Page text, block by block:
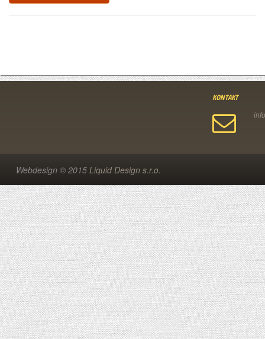
KONTAKT
Webdesign © 2015 Liquid Design s.r.o.